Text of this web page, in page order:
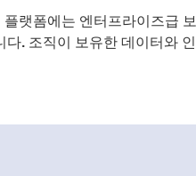
랫폼에는 엔터프라이즈급
다. 조직이 보유한 데이터와